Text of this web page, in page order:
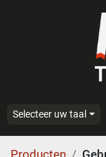
Selecteer uw taal
Producten